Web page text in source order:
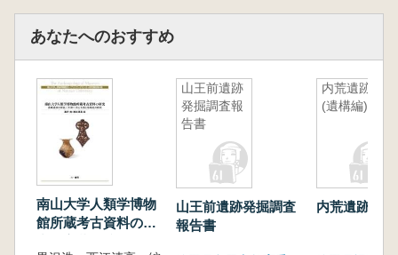
あなたへのおすすめ
南山大学人類学博物
館所蔵考古資料の研
山王前遺跡
発掘調査報
告書
山王前遺跡発掘調査
報告書
内荒遺跡
(遺構編)
内荒遺跡 (